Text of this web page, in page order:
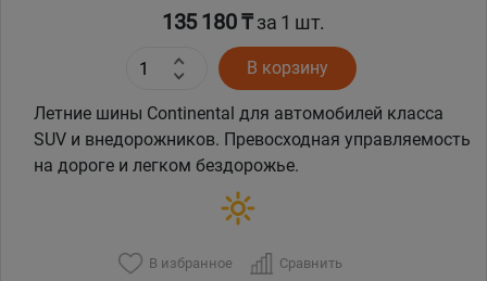
135 180 ₸за 1 шт.
В корзину
Летние шины Continental для автомобилей класса
SUV и внедорожников. Превосходная управляемость
на дороге и легком бездорожье.
В избранное Сравнить